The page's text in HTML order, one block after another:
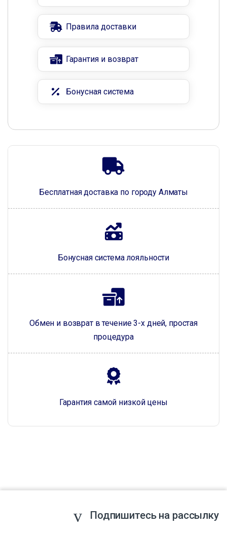
Бесплатная доставка по городу Алматы
Бонусная система лояльности
Обмен и возврат в течение 3-х дней, простая
процедура
Гарантия самой низкой цены
Правила доставки
Гарантия и возврат
Бонусная система
Подпишитесь на рассылку